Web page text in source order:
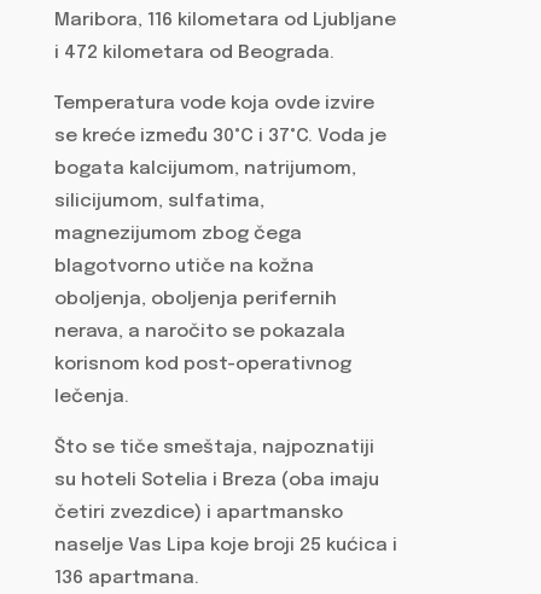
Maribora, 116 kilometara od Ljubljane
i 472 kilometara od Beograda.
Temperatura vode koja ovde izvire
se kreće između 30°C i 37°C. Voda je
bogata kalcijumom, natrijumom,
silicijumom, sulfatima,
magnezijumom zbog čega
blagotvorno utiče na kožna
oboljenja, oboljenja perifernih
nerava, a naročito se pokazala
korisnom kod post-operativnog
lečenja.
Što se tiče smeštaja, najpoznatiji
su hoteli Sotelia i Breza (oba imaju
četiri zvezdice) i apartmansko
naselje Vas Lipa koje broji 25 kućica i
136 apartmana.